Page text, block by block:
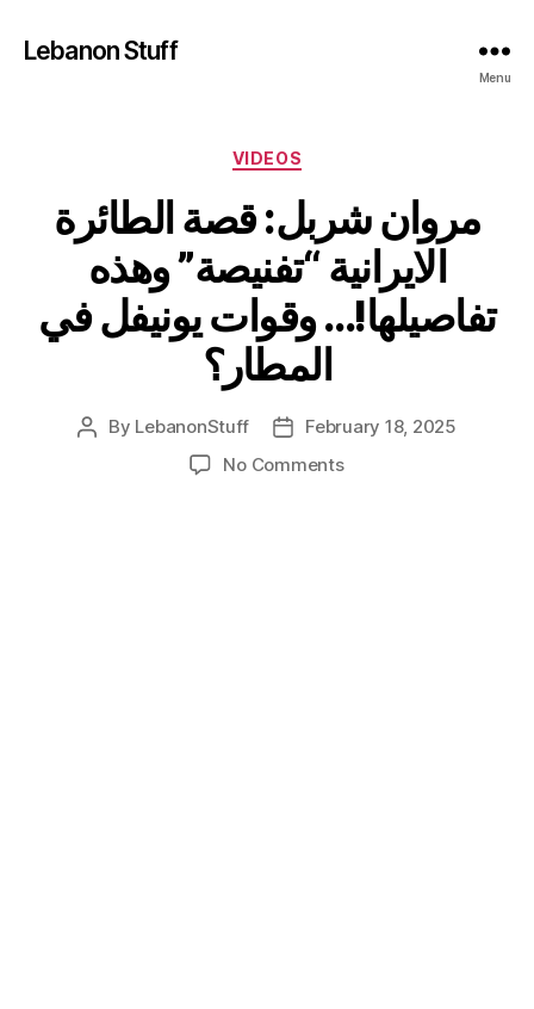
Lebanon Stuff
Menu
Categories
VIDEOS
مروان شربل: قصة الطائرة
الايرانية “تفنيصة” وهذه
تفاصيلها!… وقوات يونيفل في
المطار؟
Post
By LebanonStuff
PostFebruary 18, 2025
No Commentson